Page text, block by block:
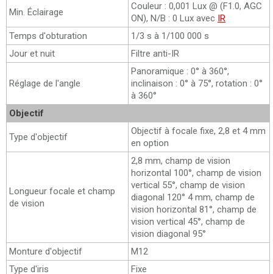
Min. Éclairage
Couleur : 0,001 Lux @ (F1.0, AGC
ON), N/B : 0 Lux avec IR
Temps d'obturation
1/3 s à 1/100 000 s
Jour et nuit
Filtre anti-IR
Réglage de l'angle
Panoramique : 0° à 360°,
inclinaison : 0° à 75°, rotation : 0°
à 360°
Objectif
Type d'objectif
Objectif à focale fixe, 2,8 et 4 mm
en option
Longueur focale et champ
de vision
2,8 mm, champ de vision
horizontal 100°, champ de vision
vertical 55°, champ de vision
diagonal 120° 4 mm, champ de
vision horizontal 81°, champ de
vision vertical 45°, champ de
vision diagonal 95°
Monture d'objectif
M12
Type d'iris
Fixe